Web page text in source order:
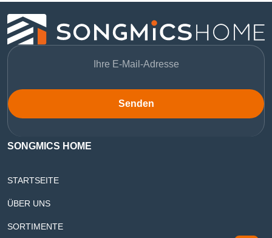
Senden
SONGMICS HOME
STARTSEITE
ÜBER UNS
SORTIMENTE